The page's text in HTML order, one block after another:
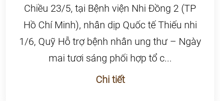
Chiều 23/5, tại Bệnh viện Nhi Đồng 2 (TP
Hồ Chí Minh), nhân dịp Quốc tế Thiếu nhi
1/6, Quỹ Hỗ trợ bệnh nhân ung thư – Ngày
mai tươi sáng phối hợp tổ c...
Chi tiết